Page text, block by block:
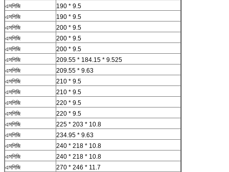
এসপিজি
190 * 9.5
এসপিজি
190 * 9.5
এসপিজি
200 * 9.5
এসপিজি
200 * 9.5
এসপিজি
200 * 9.5
এসপিজি
209.55 * 184.15 * 9.525
এসপিজি
209.55 * 9.63
এসপিজি
210 * 9.5
এসপিজি
210 * 9.5
এসপিজি
220 * 9.5
এসপিজি
220 * 9.5
এসপিজি
225 * 203 * 10.8
এসপিজি
234.95 * 9.63
এসপিজি
240 * 218 * 10.8
এসপিজি
240 * 218 * 10.8
এসপিজি
270 * 246 * 11.7